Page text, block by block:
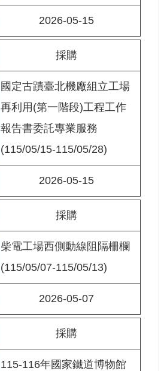
2026-05-15
採購
國定古蹟臺北機廠組立工場
再利用(第一階段)工程工作
報告書委託專業服務
(115/05/15-115/05/28)
2026-05-15
採購
柴電工場西側動線阻隔柵欄
(115/05/07-115/05/13)
2026-05-07
採購
115-116年國家鐵道博物館